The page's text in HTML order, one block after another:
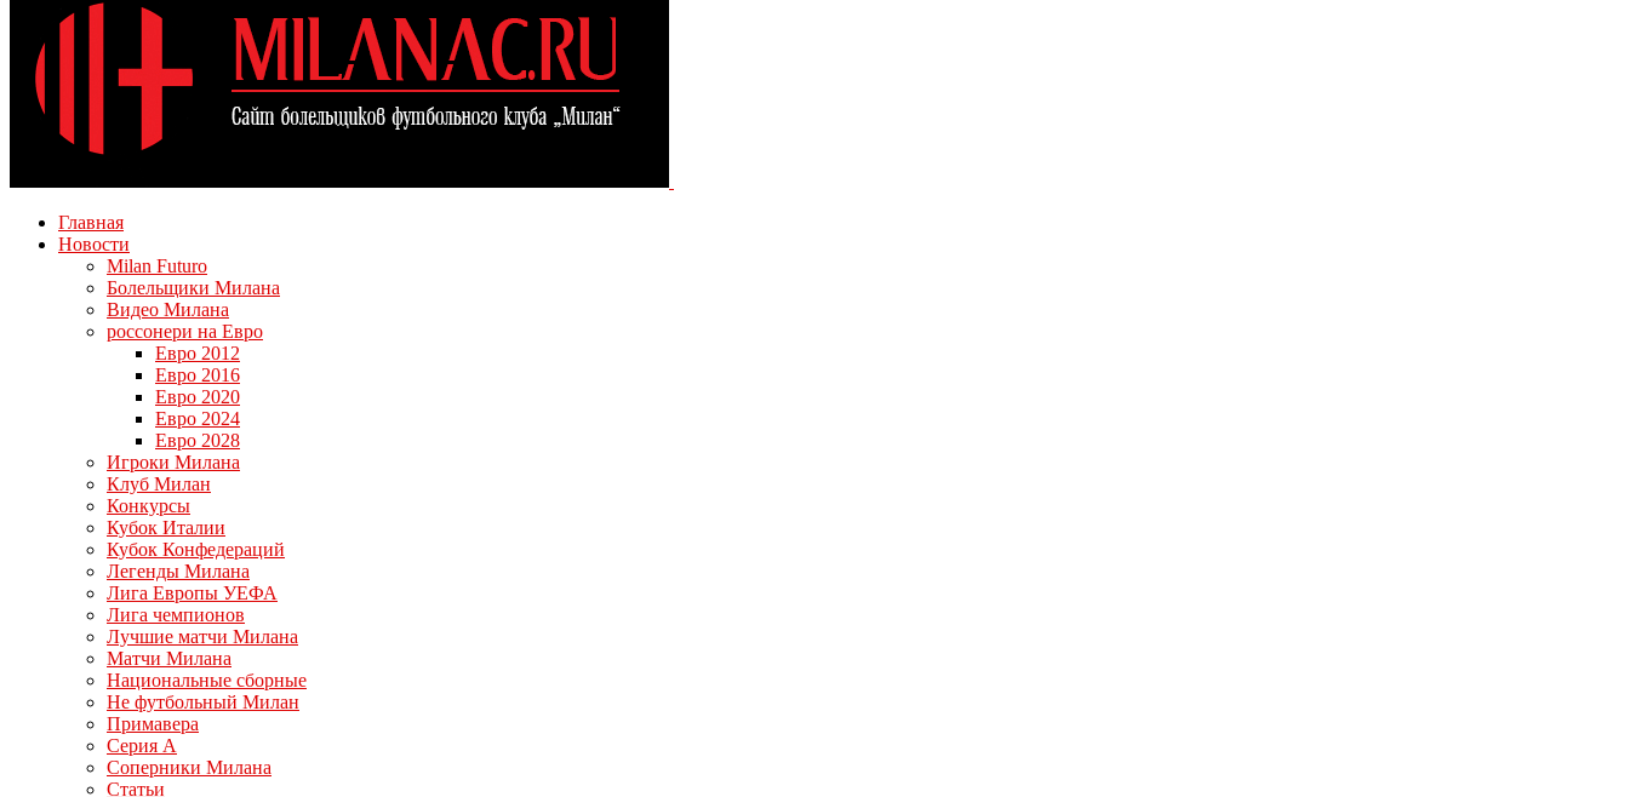
Главная
Новости
Milan Futuro
Болельщики Милана
Видео Милана
россонери на Евро
Евро 2012
Евро 2016
Евро 2020
Евро 2024
Евро 2028
Игроки Милана
Клуб Милан
Конкурсы
Кубок Италии
Кубок Конфедераций
Легенды Милана
Лига Европы УЕФА
Лига чемпионов
Лучшие матчи Милана
Матчи Милана
Национальные сборные
Не футбольный Милан
Примавера
Серия А
Соперники Милана
Статьи